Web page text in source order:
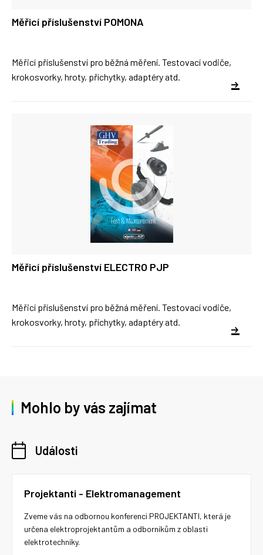
Měřicí příslušenství POMONA
Měřicí příslušenství pro běžná měření. Testovací vodiče,
krokosvorky, hroty, příchytky, adaptéry atd.
Měřicí příslušenství ELECTRO PJP
Měřicí příslušenství pro běžná měření. Testovací vodiče,
krokosvorky, hroty, příchytky, adaptéry atd.
Mohlo by vás zajímat
Události
Projektanti - Elektromanagement
Zveme vás na odbornou konferenci PROJEKTANTI, která je
určena elektroprojektantům a odborníkům z oblasti
elektrotechniky.